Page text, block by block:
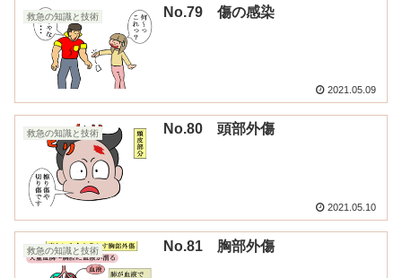
救急の知識と技術 No.79 傷の感染
2021.05.09
救急の知識と技術 No.80 頭部外傷
2021.05.10
救急の知識と技術 No.81 胸部外傷